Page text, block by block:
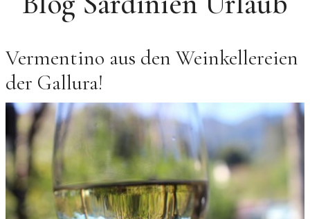
Vermentino aus den Weinkellereien
der Gallura!